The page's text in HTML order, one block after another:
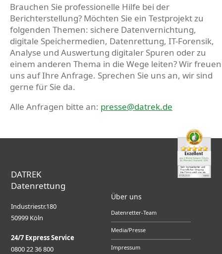
Brauchen Sie professionelle Hilfe bei der
Berichterstellung? Möchten Sie ein Testprojekt zu
folgenden Themen: sichere Datenvernichtung,
digitale Speichermedien, Datenrettung, IT-Forensik,
Analyse und Auswertung digitaler Spuren oder zu
einem anderen Thema in die Wege leiten? Wir freuen
uns auf Ihre Anfrage. Sprechen Sie uns an, wir sind
gerne für Sie da.
Alle Anfragen bitte an: presse@datrek.de
DATREK
Datenrettung
Industriestr.180
50999 Köln
24/7 Express Service
0800 22 36 800
Über uns
Datenretter-Team
Media/Presse
Impressum